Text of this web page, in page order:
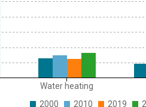
Water heating
2000 2010 2019